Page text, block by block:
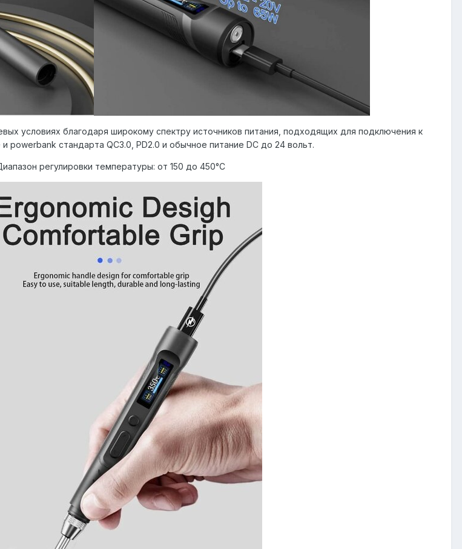
условиях благодаря широкому спектру источников питания, подходящих для подключения к
powerbank стандарта QC3.0, PD2.0 и обычное питание DC до 24 вольт.
регулировки температуры: от 150 до 450°С